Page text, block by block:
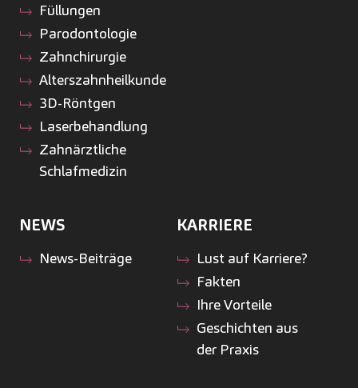
Füllungen
Parodontologie
Zahnchirurgie
Alterszahnheilkunde
3D-Röntgen
Laserbehandlung
Zahnärztliche
Schlafmedizin
NEWS
News-Beiträge
KARRIERE
Lust auf Karriere?
Fakten
Ihre Vorteile
Geschichten aus
der Praxis